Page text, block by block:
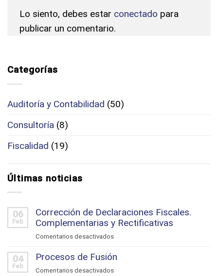
Lo siento, debes estar conectado para
publicar un comentario.
Categorías
Auditoría y Contabilidad (50)
Consultoría (8)
Fiscalidad (19)
Últimas noticias
06
Feb
Corrección de Declaraciones Fiscales.
Complementarias y Rectificativas
Comentarios desactivadosen
de
04
Feb
Procesos de Fusión
Comentarios desactivadosen